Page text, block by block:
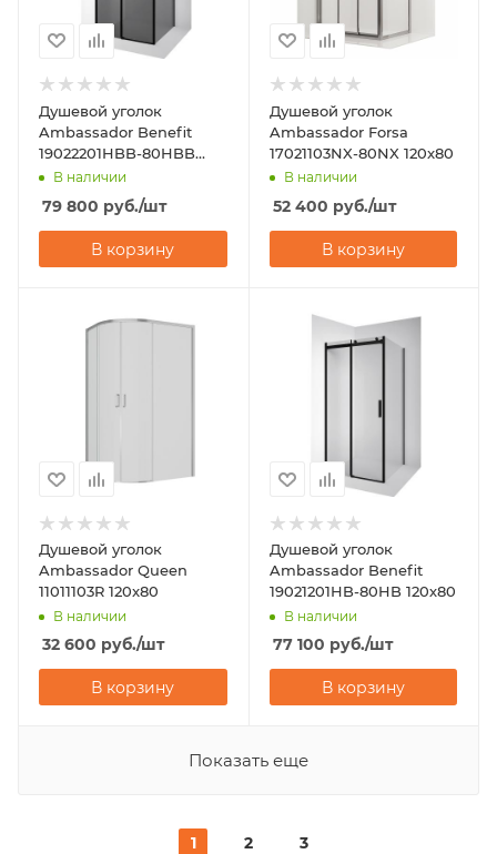
Душевой уголок
Ambassador Benefit
19022201HBB-80HBB
120х80
В наличии
79 800 руб./шт
В корзину
Душевой уголок
Ambassador Forsa
17021103NX-80NX 120x80
В наличии
52 400 руб./шт
В корзину
Душевой уголок
Ambassador Queen
11011103R 120x80
В наличии
32 600 руб./шт
В корзину
Душевой уголок
Ambassador Benefit
19021201HB-80HB 120х80
В наличии
77 100 руб./шт
В корзину
Показать еще
1 2 3